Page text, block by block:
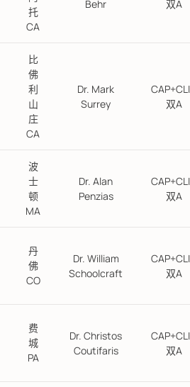
托
CA
Behr
双A
比
佛
利
山
庄
CA
Dr. Mark
Surrey
双A
波
士
顿
MA
Dr. Alan
Penzias
双A
丹
佛
CO
Dr. William
Schoolcraft
双A
费
城
PA
Dr. Christos
Coutifaris
双A